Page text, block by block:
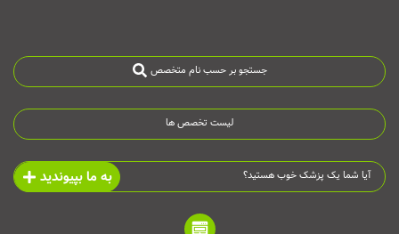
جستجو بر حسب نام متخصص
لیست تخصص ها
آیا شما یک پزشک خوب هستید؟ به ما بپیوندید